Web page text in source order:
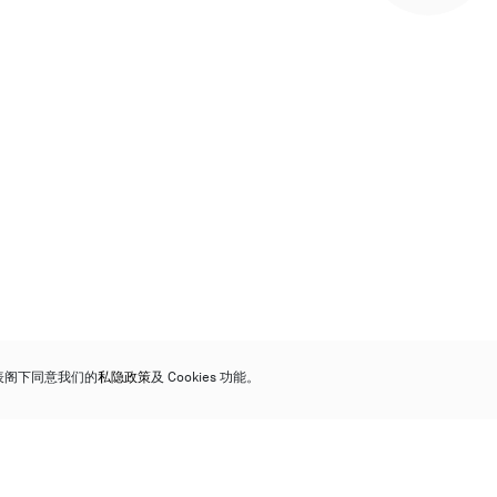
下同意我们的私隐政策及 Cookies 功能。